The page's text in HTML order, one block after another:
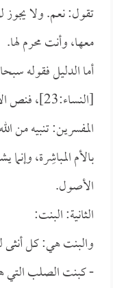
تقول: نعم. ولا
معها، وأنت محرم لها.
أما الدليل فقوله
المفسرين: تنبيه من
بالأم المباشِرة،
الأصول.
الثانية: البنت:
والبنت هي: كل أنثى
- كبنت الصلب